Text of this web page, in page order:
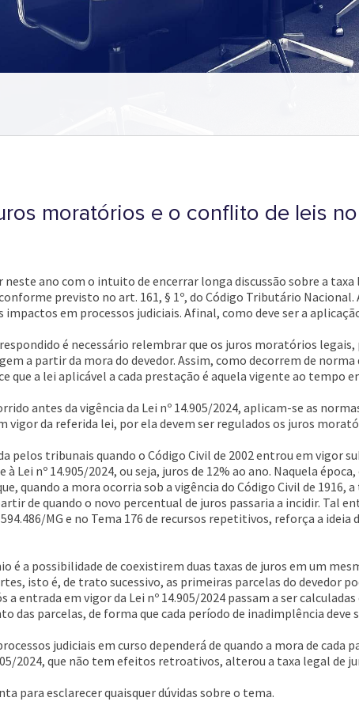
moratórios e o conflito de leis
neste ano com o intuito de encerrar longa discussão sobre a
previsto no art. 161, § 1º, do Código Tributário
impactos em processos judiciais. Afinal, como deve ser a
é necessário relembrar que os juros moratórios legais,
a partir da mora do devedor. Assim, como decorrem de
que a lei aplicável a cada prestação é aquela vigente ao tempo
antes da vigência da Lei nº 14.905/2024, aplicam-se as
vigor da referida lei, por ela devem ser regulados os juros
pelos tribunais quando o Código Civil de 2002 entrou em vigor
Lei nº 14.905/2024, ou seja, juros de 12% ao ano. Naquela
quando a mora ocorria sob a vigência do Código Civil de 1916,
de quando o novo percentual de juros passaria a incidir. Tal
MG e no Tema 176 de recursos repetitivos, reforça a ideia
é a possibilidade de coexistirem duas taxas de juros em um
isto é, de trato sucessivo, as primeiras parcelas do devedor
a entrada em vigor da Lei nº 14.905/2024 passam a ser
das parcelas, de forma que cada período de inadimplência
judiciais em curso dependerá de quando a mora de cada
2024, que não tem efeitos retroativos, alterou a taxa legal de
para esclarecer quaisquer dúvidas sobre o tema.